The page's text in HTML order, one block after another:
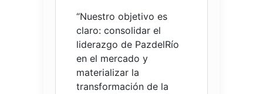
“Nuestro objetivo es
claro: consolidar el
liderazgo de PazdelRío
en el mercado y
materializar la
transformación de la